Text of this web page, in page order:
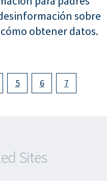
sobre
obtener datos.
5 6 7
Sites